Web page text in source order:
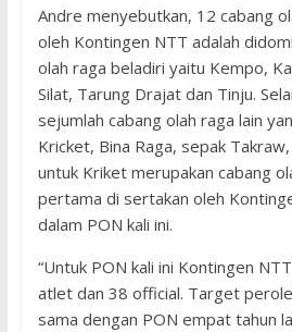
Andre menyebutkan, 12 cabang
oleh Kontingen NTT adalah
olah raga beladiri yaitu Kempo,
Silat, Tarung Drajat dan Tinju.
sejumlah cabang olah raga lain
Kricket, Bina Raga, sepak
untuk Kriket merupakan cabang
pertama di sertakan oleh
dalam PON kali ini.
“Untuk PON kali ini Kontingen
atlet dan 38 official. Target
sama dengan PON empat tahun